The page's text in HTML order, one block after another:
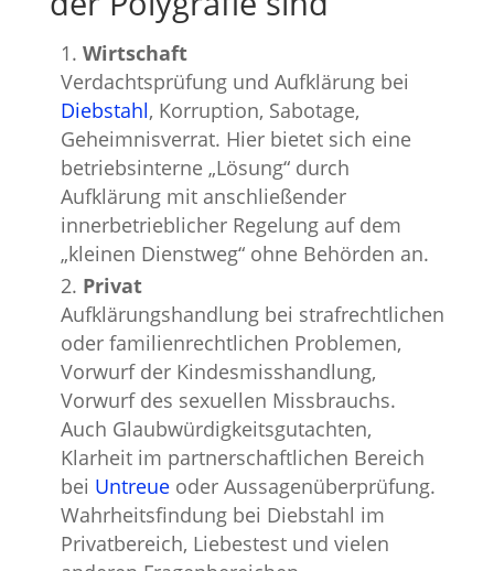
Wirtschaft
Verdachtsprüfung und Aufklärung bei
Diebstahl, Korruption, Sabotage,
Geheimnisverrat. Hier bietet sich eine
betriebsinterne „Lösung“ durch
Aufklärung mit anschließender
innerbetrieblicher Regelung auf dem
„kleinen Dienstweg“ ohne Behörden an.
Privat
Aufklärungshandlung bei strafrechtlichen
oder familienrechtlichen Problemen,
Vorwurf der Kindesmisshandlung,
Vorwurf des sexuellen Missbrauchs.
Auch Glaubwürdigkeitsgutachten,
Klarheit im partnerschaftlichen Bereich
bei Untreueoder Aussagenüberprüfung.
Wahrheitsfindung bei Diebstahl im
Privatbereich, Liebestest und vielen